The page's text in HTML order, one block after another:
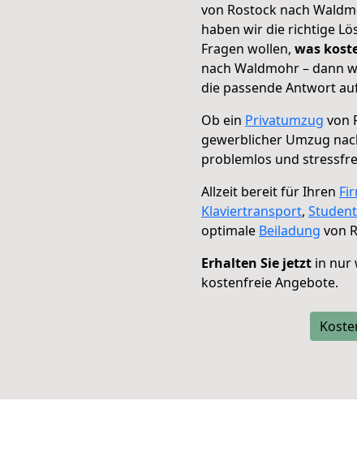
von Rostock nach
haben wir die richtige
Fragen wollen, was
nach Waldmohr – dann
die passende Antwort
Ob ein Privatumzug von
gewerblicher Umzug
problemlos und
Allzeit bereit für Ihren
Klaviertransport,
optimale Beiladung von
Erhalten Sie jetzt in nur
kostenfreie Angebote.